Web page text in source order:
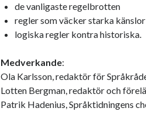
de vanligaste regelbrotten
regler som väcker starka känslor
logiska regler kontra historiska.
Medverkande:
Ola Karlsson, redaktör för
Lotten Bergman, redaktör och
Patrik Hadenius, Språktidningens